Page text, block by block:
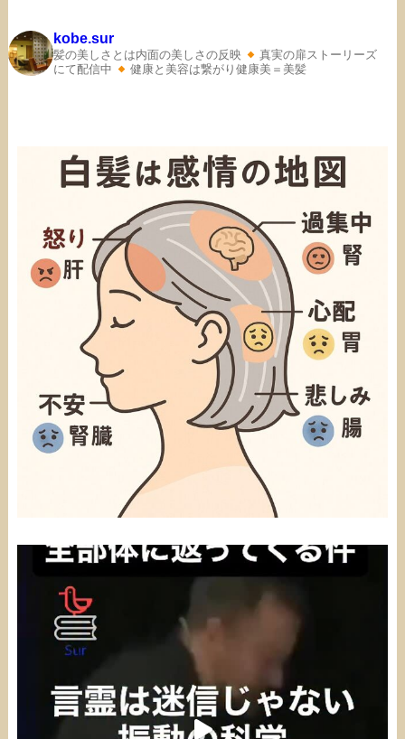
kobe.sur
髪の美しさとは内面の美しさの反映
真実の扉ストーリーズ
にて配信中
健康と美容は繋がり健康美＝美髪